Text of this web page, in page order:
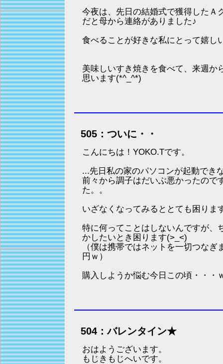
今夜は、先日の結婚式で獲得したＡ
だと母から連絡がありました♪
食べることが好きな私にとって嬉し
美味しいすき焼きを食べて、来週か
思います(*^_^*)
505：ついに・・
こんにちは！YOKO.Tです。
...先日私の家のパソコンが起動でき
前々から調子はだいぶ悪かったので
た。。
いざなくなってみるととても困りま
特に何ってことはしないんですが、
かしたいとき困ります(>_<)
（僕は携帯ではネットを一切つな
円ｗ）
購入しようか悩む今日この頃・・・
504：バレンタイン★
おはようございます。
もじきもじへいです。